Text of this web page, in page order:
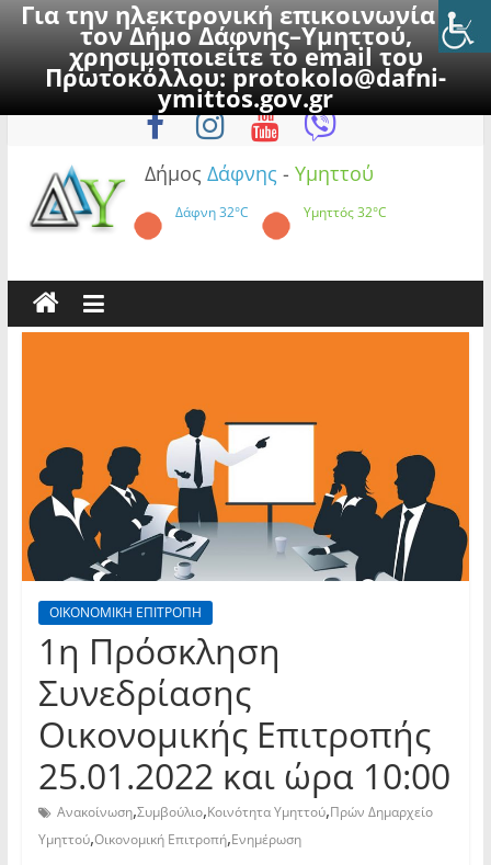
Για την ηλεκτρονική επικοινωνία με
τον Δήμο Δάφνης–Υμηττού,
χρησιμοποιείτε το email του
Πρωτοκόλλου:protokolo@dafni-
ymittos.gov.gr
to
Σάββατο, 8 Αυγούστου 2026
Δήμος Δάφνης - Υμηττού
Δάφνη32°C Υμηττός32°C
ΟΙΚΟΝΟΜΙΚΗ ΕΠΙΤΡΟΠΗ
1η Πρόσκληση
Συνεδρίασης
Οικονομικής Επιτροπής
25.01.2022 και ώρα 10:00
Ανακοίνωση,Συμβούλιο,Κοινότητα Υμηττού,Πρών Δημαρχείο
Υμηττού,Οικονομική Επιτροπή,Ενημέρωση